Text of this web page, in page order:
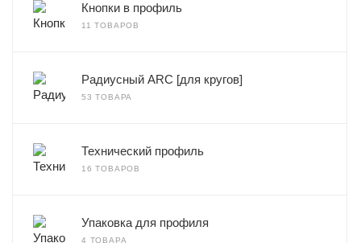
Кнопки в профиль
11 ТОВАРОВ
Радиусный ARC [для кругов]
53 ТОВАРА
Технический профиль
16 ТОВАРОВ
Упаковка для профиля
4 ТОВАРА